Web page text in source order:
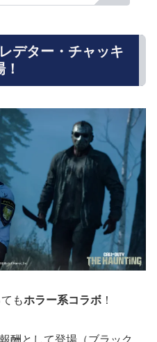
デター・チャッキ
もホラー系コラボ ！
酬として登場（ブラック